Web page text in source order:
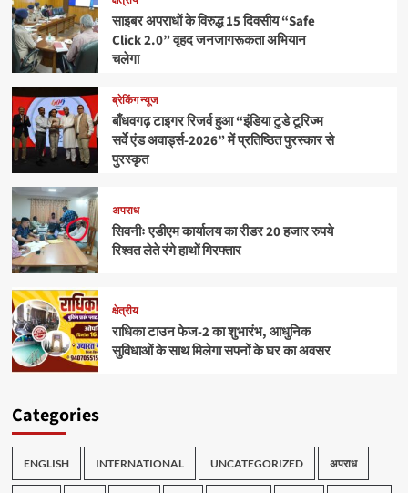
साइबर अपराधों के विरुद्ध 15 दिवसीय “Safe
Click 2.0” वृहद जनजागरूकता अभियान
चलेगा
ब्रेकिंग न्यूज
बाँधवगढ़ टाइगर रिजर्व हुआ “इंडिया टुडे टूरिज्म
सर्वे एंड अवार्ड्स-2026” में प्रतिष्ठित पुरस्कार से
पुरस्कृत
अपराध
सिवनीः एडीएम कार्यालय का रीडर 20 हजार रुपये
रिश्वत लेते रंगे हाथों गिरफ्तार
क्षेत्रीय
राधिका टाउन फेज-2 का शुभारंभ, आधुनिक
सुविधाओं के साथ मिलेगा सपनों के घर का अवसर
Categories
ENGLISH INTERNATIONAL UNCATEGORIZED अपराध